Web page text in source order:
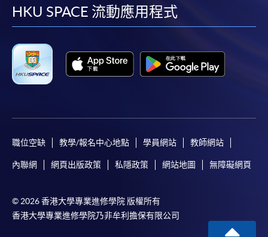
facebook
youtube
linkedin
HKU SPACE 流動應用程式
職位空缺 教學/報名中心地點 學員網站 教師網站
內聯網 網頁出版政策 私隱政策 網站地圖 無障礙網頁
© 2026 香港大學專業進修學院 版權所有
香港大學專業進修學院乃非牟利擔保有限公司